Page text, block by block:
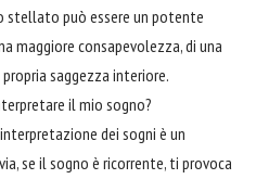
stellato può essere un potente
maggiore consapevolezza, di una
saggezza interiore.
il mio sogno?
dei sogni è un
se il sogno è ricorrente, ti provoca